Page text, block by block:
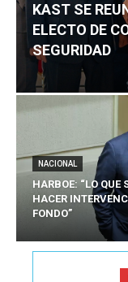
KAST SE
ELECTO DE
SEGURIDAD
NACIONAL
HARBOE: “LO QUE
HACER
FONDO”